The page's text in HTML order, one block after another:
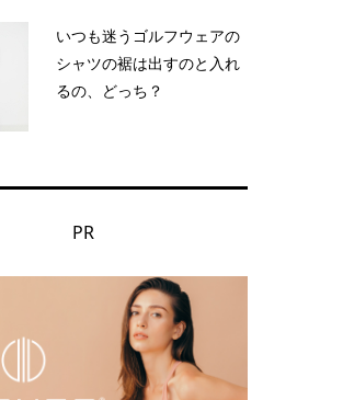
いつも迷うゴルフウェアの
シャツの裾は出すのと入れ
るの、どっち？
PR